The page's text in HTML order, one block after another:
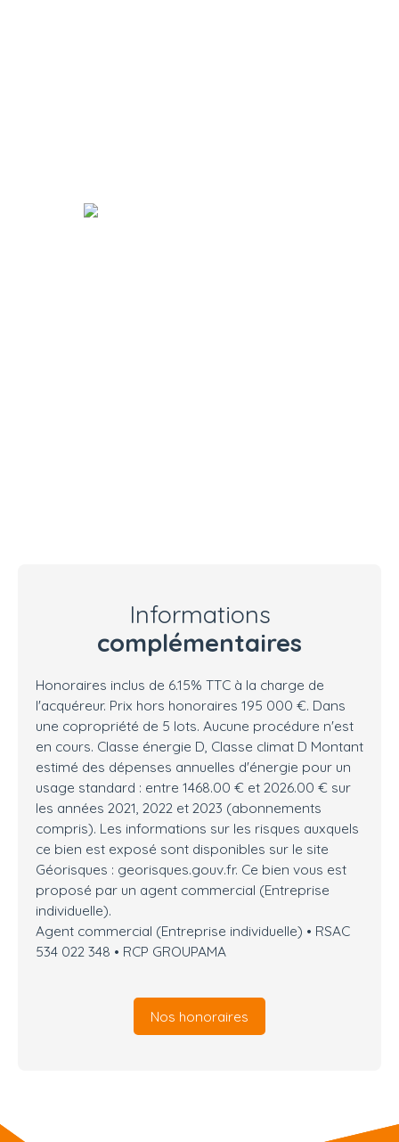
Informations
complémentaires
Honoraires inclus de 6.15% TTC à la charge de
l'acquéreur. Prix hors honoraires 195 000 €. Dans
une copropriété de 5 lots. Aucune procédure n'est
en cours. Classe énergie D, Classe climat D Montant
estimé des dépenses annuelles d'énergie pour un
usage standard : entre 1468.00 € et 2026.00 € sur
les années 2021, 2022 et 2023 (abonnements
compris). Les informations sur les risques auxquels
ce bien est exposé sont disponibles sur le site
Géorisques : georisques.gouv.fr. Ce bien vous est
proposé par un agent commercial (Entreprise
individuelle).
Agent commercial (Entreprise individuelle) • RSAC
534 022 348 • RCP GROUPAMA
Nos honoraires